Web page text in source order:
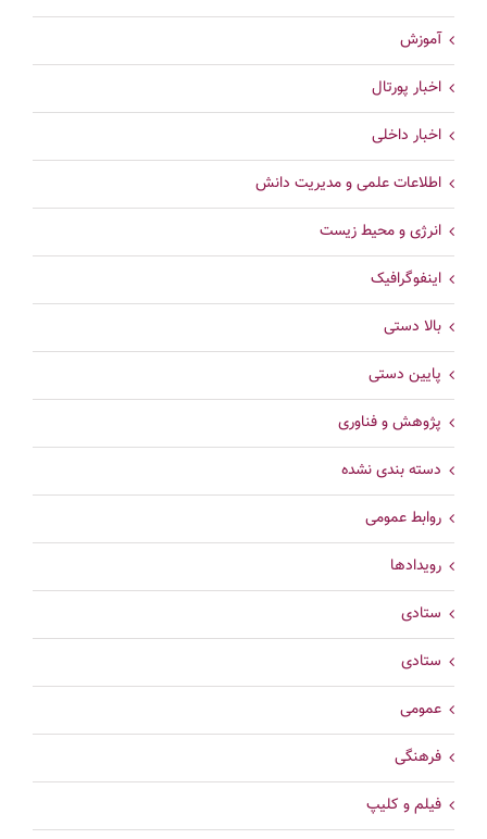
آموزش
اخبار پورتال
اخبار داخلی
اطلاعات علمی و مدیریت دانش
انرژی و محیط زیست
اینفوگرافیک
بالا دستی
پایین دستی
پژوهش و فناوری
دسته بندی نشده
روابط عمومی
رویدادها
ستادی
ستادی
عمومی
فرهنگی
فیلم و کلیپ